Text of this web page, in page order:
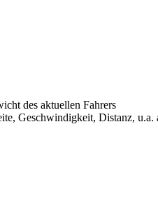
des aktuellen Fahrers
Geschwindigkeit, Distanz, u.a.